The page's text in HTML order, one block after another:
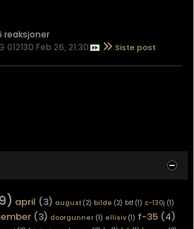
reaksjoner
012130 Feb 26, 21:30
april (3) august (2) bilde (2) btf (1) c-130j (1)
(3) doorgunner (1) ellisiv (1) f-35 (4)